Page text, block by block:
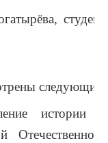
следующие
истории